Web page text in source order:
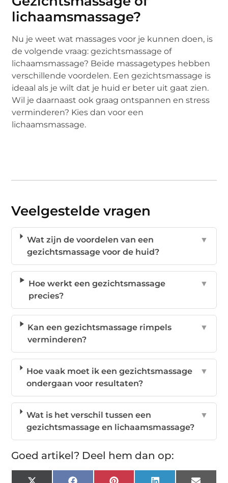
lichaamsmassage?
Nu je weet wat massages voor je kunnen doen, is
de volgende vraag: gezichtsmassage of
lichaamsmassage? Beide massagetypes hebben
verschillende voordelen. Een gezichtsmassage is
ideaal als je wilt dat je huid er beter uit gaat zien.
Wil je daarnaast ook graag ontspannen en stress
verminderen? Kies dan voor een
lichaamsmassage.
Veelgestelde vragen
Wat zijn de voordelen van een
gezichtsmassage voor de huid?
▼
Hoe werkt een gezichtsmassage
precies?
▼
Kan een gezichtsmassage rimpels
verminderen?
▼
Hoe vaak moet ik een gezichtsmassage
ondergaan voor resultaten?
▼
Wat is het verschil tussen een
gezichtsmassage en lichaamsmassage?
▼
Goed artikel? Deel hem dan op: